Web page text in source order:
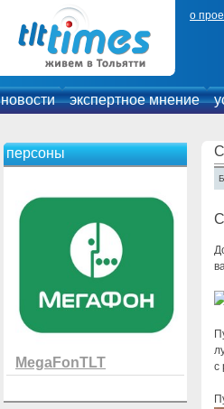
о
новости экспертное мнение
персоны
MegaFonTLT
с